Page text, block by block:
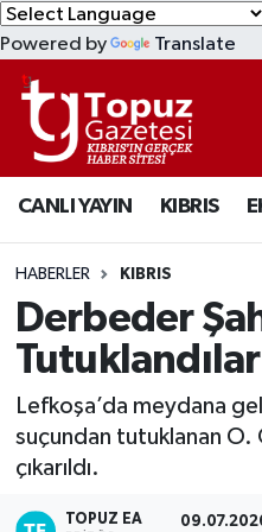
Powered by Translate
CANLI YAYIN KIBRIS
HABERLER KIBRIS
Derbeder
Tutuklandılar
Lefkoşa’da meydana
suçundan tutuklanan O.
çıkarıldı.
TOPUZ EA
KIBRIS
DÜNYA
EKONOMİ
MAGAZİN
SAĞLIK
SPOR
TÜRKİYE
Lefkoşa Nöbetçi
Lefkoşa Hava Durumu
Lefkoşa Trafik
Süper Lig Puan
Tüm Manşetler
Son Dakika Haberleri